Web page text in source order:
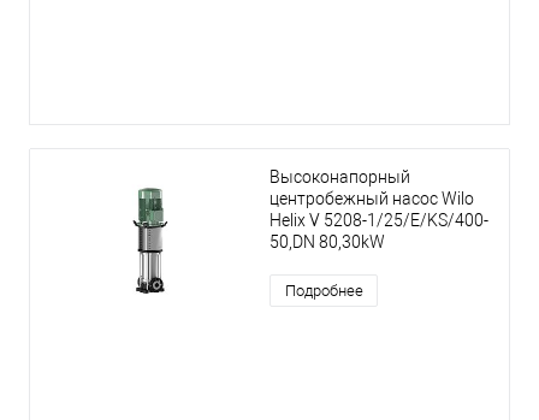
Высоконапорный
центробежный насос Wilo
Helix V 5208-1/25/E/KS/400-
50,DN 80,30kW
Подробнее